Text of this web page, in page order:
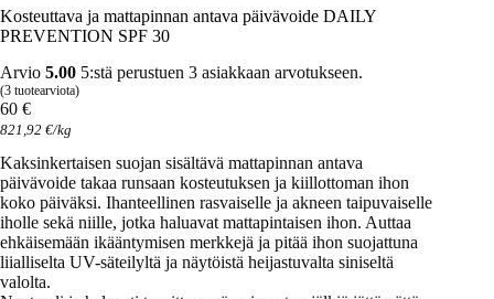
Kosteuttava ja mattapinnan antava päivävoide DAILY
PREVENTION SPF 30
Arvio 5.00 5:stä perustuen 3 asiakkaan arvotukseen.
(3 tuotearviota)
60 €
821,92 €/kg
Kaksinkertaisen suojan sisältävä mattapinnan antava
päivävoide takaa runsaan kosteutuksen ja kiillottoman ihon
koko päiväksi. Ihanteellinen rasvaiselle ja akneen taipuvaiselle
iholle sekä niille, jotka haluavat mattapintaisen ihon. Auttaa
ehkäisemään ikääntymisen merkkejä ja pitää ihon suojattuna
liialliselta UV-säteilyltä ja näytöistä heijastuvalta siniseltä
valolta.